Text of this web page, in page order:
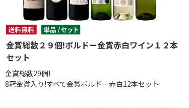
金賞総数２９個!ボルドー金賞赤白ワイン１２本
セット
金賞総数29個!
8冠金賞入り!すべて金賞ボルドー赤白12本セット